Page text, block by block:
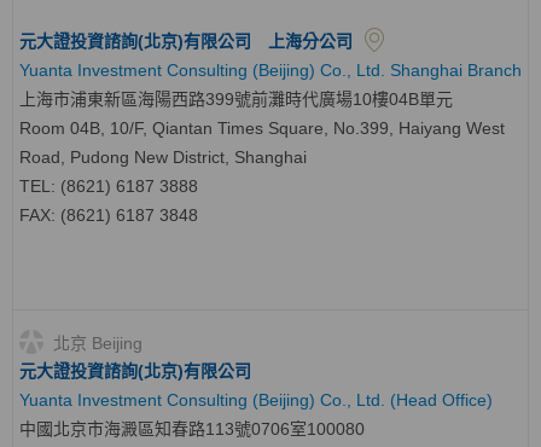
元大證投資諮詢(北京)有限公司 上海分公司
Yuanta Investment Consulting (Beijing) Co., Ltd. Shanghai Branch
上海市浦東新區海陽西路399號前灘時代廣場10樓04B單元
Room 04B, 10/F, Qiantan Times Square, No.399, Haiyang West
Road, Pudong New District, Shanghai
TEL: (8621) 6187 3888
FAX: (8621) 6187 3848
北京 Beijing
元大證投資諮詢(北京)有限公司
Yuanta Investment Consulting (Beijing) Co., Ltd. (Head Office)
中國北京市海澱區知春路113號0706室100080